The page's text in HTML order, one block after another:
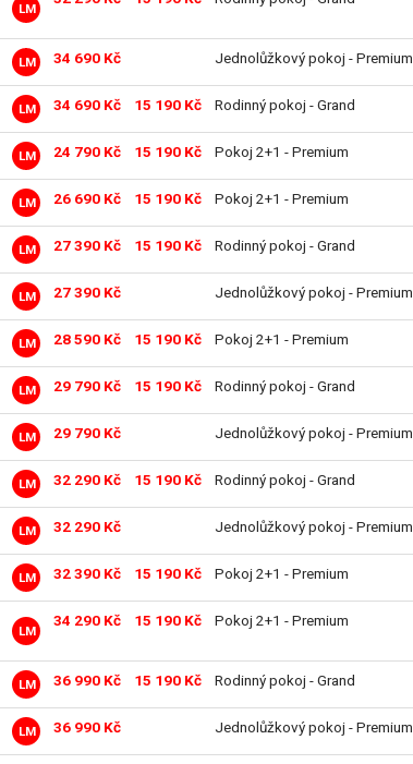
LM
LM 34 690 Kč Jednolůžkový pokoj - Premium
LM 34 690 Kč 15 190 Kč Rodinný pokoj - Grand
LM 24 790 Kč 15 190 Kč Pokoj 2+1 - Premium
LM 26 690 Kč 15 190 Kč Pokoj 2+1 - Premium
LM 27 390 Kč 15 190 Kč Rodinný pokoj - Grand
LM 27 390 Kč Jednolůžkový pokoj - Premium
LM 28 590 Kč 15 190 Kč Pokoj 2+1 - Premium
LM 29 790 Kč 15 190 Kč Rodinný pokoj - Grand
LM 29 790 Kč Jednolůžkový pokoj - Premium
LM 32 290 Kč 15 190 Kč Rodinný pokoj - Grand
LM 32 290 Kč Jednolůžkový pokoj - Premium
LM 32 390 Kč 15 190 Kč Pokoj 2+1 - Premium
LM
34 290 Kč 15 190 Kč Pokoj 2+1 - Premium
LM 36 990 Kč 15 190 Kč Rodinný pokoj - Grand
LM 36 990 Kč Jednolůžkový pokoj - Premium